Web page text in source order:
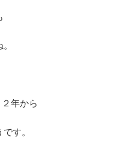
年から
す。